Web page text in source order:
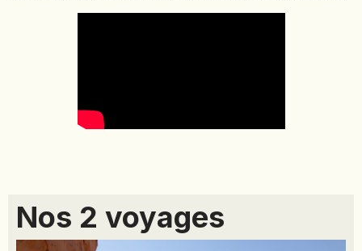
RÉUNION
ROUMANIE
Nos 2 voyages